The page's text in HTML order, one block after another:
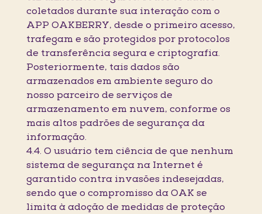
coletados durante sua interação com o
APP OAKBERRY, desde o primeiro acesso,
trafegam e são protegidos por protocolos
de transferência segura e criptografia.
Posteriormente, tais dados são
armazenados em ambiente seguro do
nosso parceiro de serviços de
armazenamento em nuvem, conforme os
mais altos padrões de segurança da
informação.
4.4. O usuário tem ciência de que nenhum
sistema de segurança na Internet é
garantido contra invasões indesejadas,
sendo que o compromisso da OAK se
limita à adoção de medidas de proteção